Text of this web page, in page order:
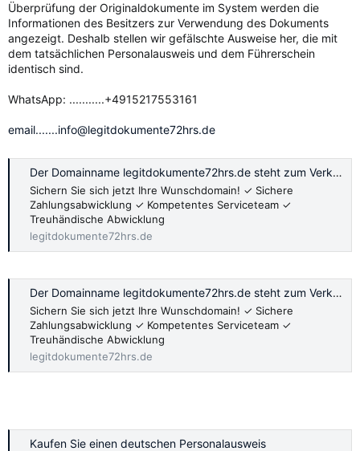
Überprüfung der Originaldokumente im System werden die
Informationen des Besitzers zur Verwendung des Dokuments
angezeigt. Deshalb stellen wir gefälschte Ausweise her, die mit
dem tatsächlichen Personalausweis und dem Führerschein
identisch sind.
WhatsApp: ...........+4915217553161
email.......info@legitdokumente72hrs.de
Der Domainname legitdokumente72hrs.de steht zum Verkauf.
Sichern Sie sich jetzt Ihre Wunschdomain! ✓ Sichere
Zahlungsabwicklung ✓ Kompetentes Serviceteam ✓
Treuhändische Abwicklung
legitdokumente72hrs.de
Der Domainname legitdokumente72hrs.de steht zum Verkauf.
Sichern Sie sich jetzt Ihre Wunschdomain! ✓ Sichere
Zahlungsabwicklung ✓ Kompetentes Serviceteam ✓
Treuhändische Abwicklung
legitdokumente72hrs.de
Kaufen Sie einen deutschen Personalausweis